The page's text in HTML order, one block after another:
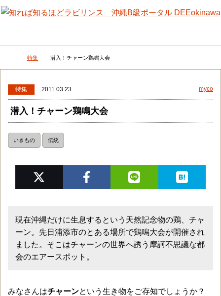
メニュー 検
DEEokinawaトップ
特集 潜入！チャーン鶏鳴大会
特集 2011.03.23 myco
潜入！チャーン鶏鳴大会
いきもの 伝統
現在沖縄だけに生息するという天然記念物の鶏、チャ
ーン。先日浦添市のとある場所で鶏鳴大会が開催され
ました。そこはチャーンの世界へ誘う摩訶不思議な都
会のエアースポット。
みなさんはチャーンという生き物をご存知でしょうか？